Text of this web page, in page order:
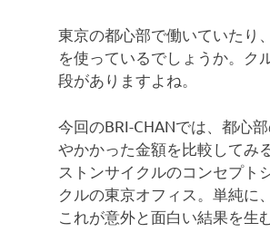
東京の都心部で働いていたり
を使っているでしょうか。ク
段がありますよね。
今回のBRI-CHANでは、都心
やかかった金額を比較してみ
ストンサイクルのコンセプト
クルの東京オフィス。単純に
これが意外と面白い結果を生